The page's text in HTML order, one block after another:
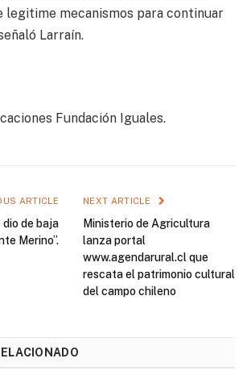
legitime mecanismos para continuar
Larraín.
Fundación Iguales.
ARTICLE
dio de baja
Merino”.
NEXT ARTICLE
Ministerio de Agricultura
lanza portal
www.agendarural.cl que
rescata el patrimonio cultural
del campo chileno